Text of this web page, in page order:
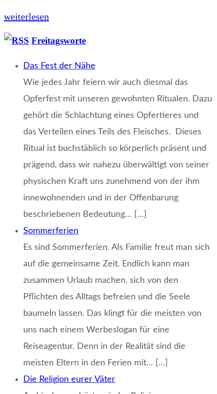
weiterlesen
Freitagsworte
Das Fest der Nähe
Wie jedes Jahr feiern wir auch diesmal das
Opferfest mit unseren gewohnten Ritualen. Dazu
gehört die Schlachtung eines Opfertieres und
das Verteilen eines Teils des Fleisches. Dieses
Ritual ist buchstäblich so körperlich präsent und
prägend, dass wir nahezu überwältigt von seiner
physischen Kraft uns zunehmend von der ihm
innewohnenden und in der Offenbarung
beschriebenen Bedeutung… […]
Sommerferien
Es sind Sommerferien. Als Familie freut man sich
auf die gemeinsame Zeit. Endlich kann man
zusammen Urlaub machen, sich von den
Pflichten des Alltags befreien und die Seele
baumeln lassen. Das klingt für die meisten von
uns nach einem Werbeslogan für eine
Reiseagentur. Denn in der Realität sind die
meisten Eltern in den Ferien mit… […]
Die Religion eurer Väter